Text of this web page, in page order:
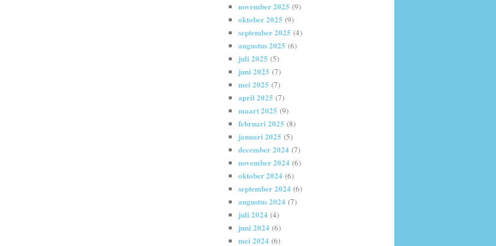
november 2025 (9)
oktober 2025 (9)
september 2025 (4)
augustus 2025 (6)
juli 2025 (5)
juni 2025 (7)
mei 2025 (7)
april 2025 (7)
maart 2025 (9)
februari 2025 (8)
januari 2025 (5)
december 2024 (7)
november 2024 (6)
oktober 2024 (6)
september 2024 (6)
augustus 2024 (7)
juli 2024 (4)
juni 2024 (6)
mei 2024 (6)